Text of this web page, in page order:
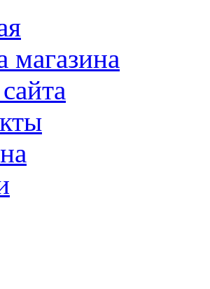
магазина